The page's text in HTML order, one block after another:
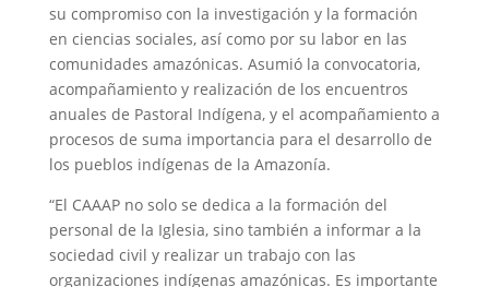
su compromiso con la investigación y la formación
en ciencias sociales, así como por su labor en las
comunidades amazónicas. Asumió la convocatoria,
acompañamiento y realización de los encuentros
anuales de Pastoral Indígena, y el acompañamiento a
procesos de suma importancia para el desarrollo de
los pueblos indígenas de la Amazonía.
“El CAAAP no solo se dedica a la formación del
personal de la Iglesia, sino también a informar a la
sociedad civil y realizar un trabajo con las
organizaciones indígenas amazónicas. Es importante